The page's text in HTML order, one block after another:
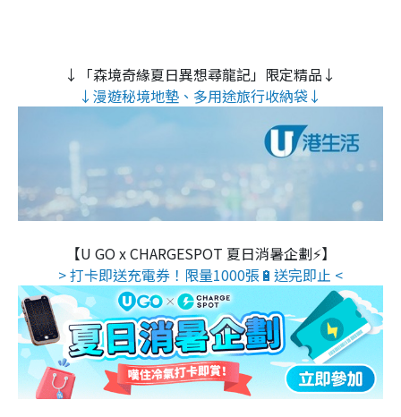
↓「森境奇緣夏日異想尋龍記」限定精品↓
↓漫遊秘境地墊、多用途旅行收納袋↓
【U GO x CHARGESPOT 夏日消暑企劃⚡】
> 打卡即送充電券！限量1000張🔋送完即止 <